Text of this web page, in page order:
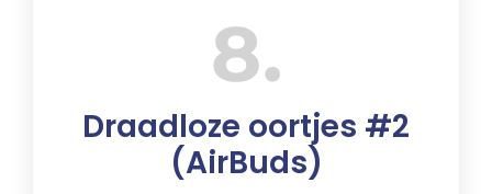
8
Draadloze oortjes #2
(AirBuds)